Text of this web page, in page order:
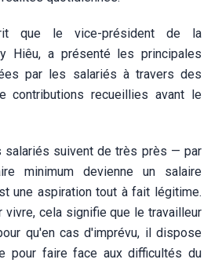
que le vice-président de la
Hiêu, a présenté les principales
par les salariés à travers des
contributions recueillies avant le
salariés suivent de très près — par
minimum devienne un salaire
une aspiration tout à fait légitime.
vivre, cela signifie que le travailleur
qu'en cas d'imprévu, il dispose
pour faire face aux difficultés du